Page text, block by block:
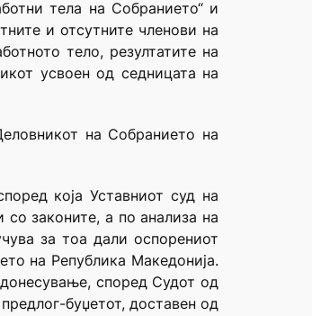
тела на Собранието“ и
и отсутните членови на
тело, резултатите на
усвоен од седницата на
на Собранието на
која Уставниот суд на
со законите, а по анализа на
за тоа дали оспорениот
на Република Македонија.
според Судот од
буџетот, доставен од